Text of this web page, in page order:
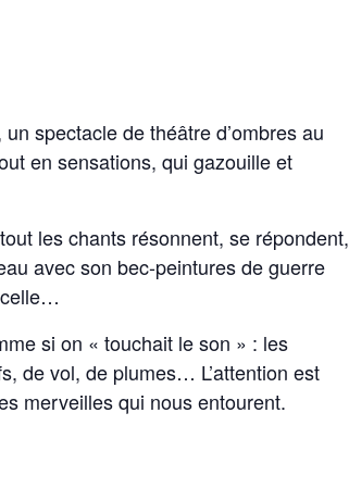
un spectacle de théâtre d’ombres au
en sensations, qui gazouille et
les chants résonnent, se répondent,
avec son bec-peintures de guerre
si on « touchait le son » : les
de vol, de plumes… L’attention est
merveilles qui nous entourent.